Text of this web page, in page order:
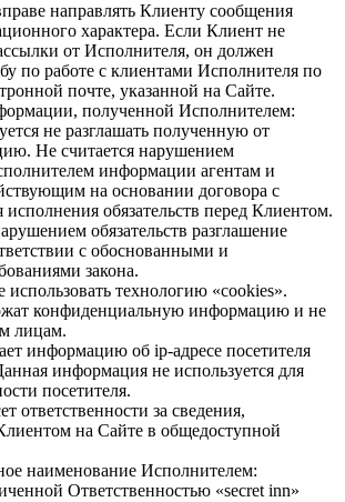
направлять Клиенту сообщения
характера. Если Клиент не
от Исполнителя, он должен
по работе с клиентами Исполнителя по
почте, указанной на Сайте.
полученной Исполнителем:
не разглашать полученную от
Не считается нарушением
информации агентам и
на основании договора с
обязательств перед Клиентом.
обязательств разглашение
с обоснованными и
закона.
использовать технологию «cookies».
конфиденциальную информацию и не
лицам.
информацию об ip-адресе посетителя
информация не используется для
посетителя.
ответственности за сведения,
на Сайте в общедоступной
наименование Исполнителем:
Ответственностью «secret inn»